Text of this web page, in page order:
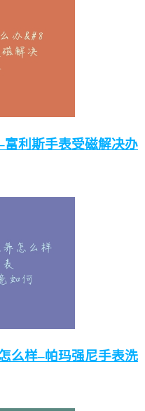
利斯手表受磁解决办
么样–帕玛强尼手表洗